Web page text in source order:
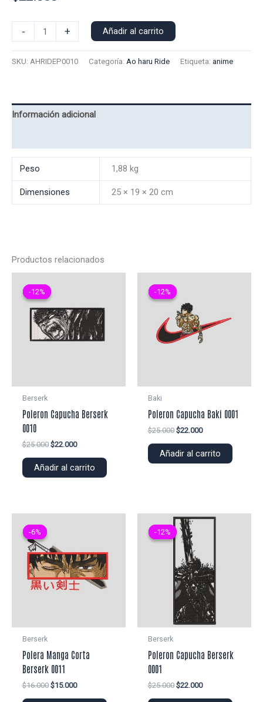
-
Polo
cantidad
+ Añadir al carrito
SKU: AHRIDEP0010 Categoría: Ao haru Ride Etiqueta: anime
Información adicional
Peso 1,88 kg
Dimensiones 25 × 19 × 20 cm
Productos relacionados
-12%
-12%
Berserk
Poleron Capucha Berserk
0010
$25.000 El
original
$22.000El
actual
Añadir al carrito
-12%
-12%
Baki
Poleron Capucha Baki 0001
$25.000 El
original
$22.000El
actual
Añadir al carrito
-6%
-6%
Berserk
Polera Manga Corta
Berserk 0011
$16.000 El
$15.000El
-12%
-12%
Berserk
Poleron Capucha Berserk
0001
$25.000 El
$22.000El